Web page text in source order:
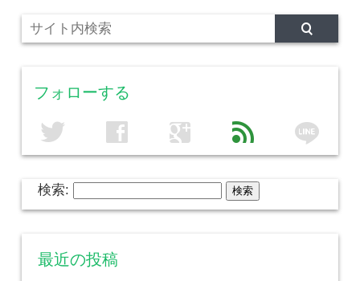
フォローする
twitter facebook google feed line
検索:
最近の投稿